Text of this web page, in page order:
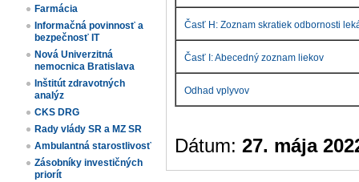
Farmácia
Informačná povinnosť a
bezpečnosť IT
Nová Univerzitná
nemocnica Bratislava
Inštitút zdravotných
analýz
CKS DRG
Rady vlády SR a MZ SR
Ambulantná starostlivosť
Zásobníky investičných
priorít
Časť H: Zoznam skratiek odbornosti
Časť I: Abecedný zoznam liekov
Odhad vplyvov
Dátum: 27. mája